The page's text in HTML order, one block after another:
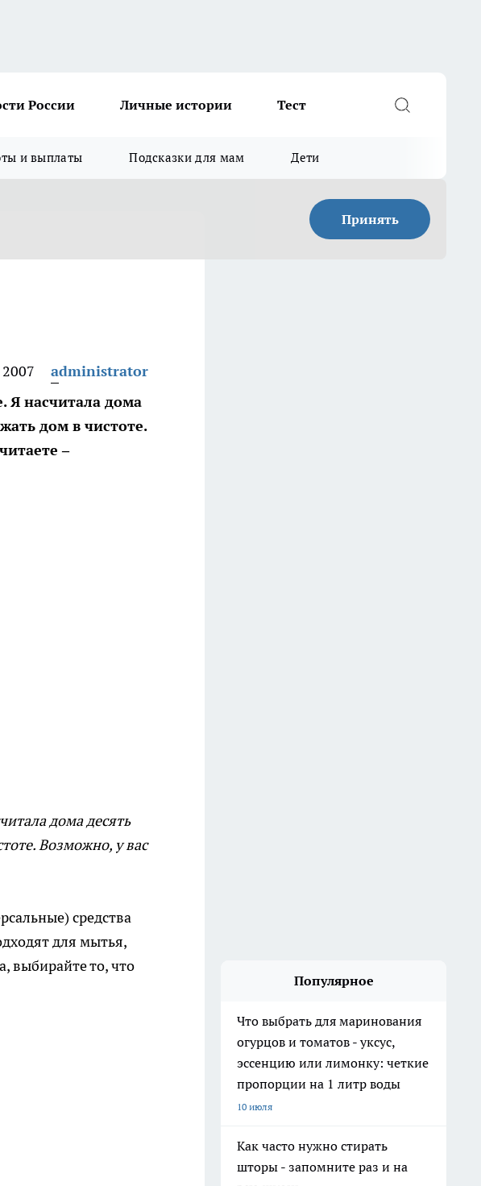
России Личные истории Тест
и выплаты Подсказки для мам Дети
Принять
administrator
Я насчитала дома
дом в чистоте.
–
дома десять
Возможно, у вас
средства
для мытья,
выбирайте то, что
Популярное
Что выбрать для маринования
огурцов и томатов - уксус,
эссенцию или лимонку: четкие
пропорции на 1 литр воды
10 июля
Как часто нужно стирать
шторы - запомните раз и на